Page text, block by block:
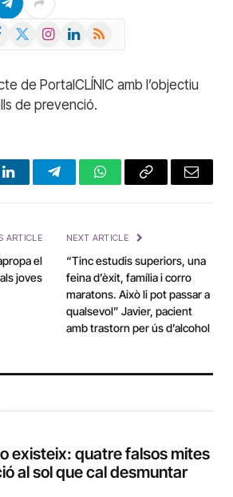
InstagramLinkedIn
RSS
de PortalCLÍNIC amb l’objectiu
de prevenció.
LinkedInTelegramWhatsAppCopy
Email
ARTICLE
el
joves
NEXT ARTICLE
“Tinc estudis superiors, una
feina d’èxit, família i corro
maratons. Això li pot passar a
qualsevol” Javier, pacient
amb trastorn per ús d’alcohol
existeix: quatre falsos mites
al sol que cal desmuntar